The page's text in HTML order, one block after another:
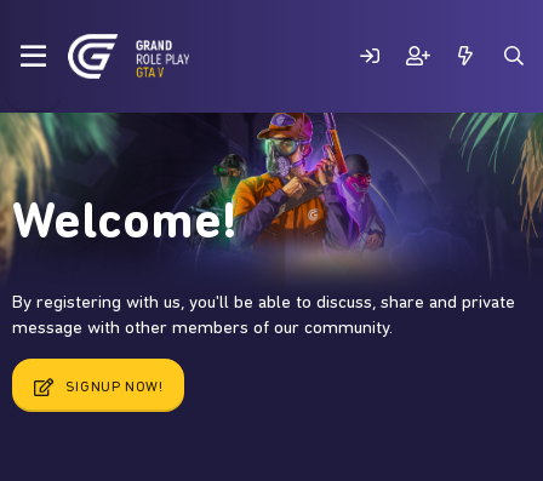
Welcome!
By registering with us, you'll be able to discuss, share and private
message with other members of our community.
SIGNUP NOW!